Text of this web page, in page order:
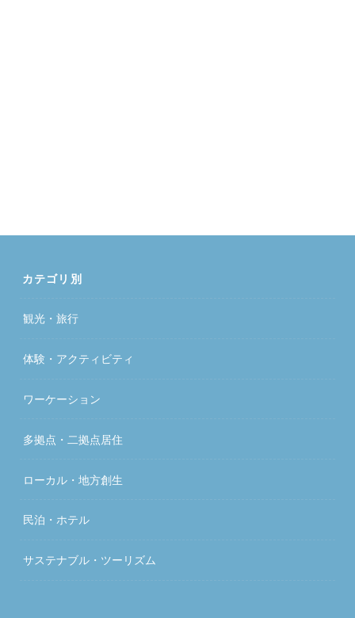
カテゴリ別
観光・旅行
体験・アクティビティ
ワーケーション
多拠点・二拠点居住
ローカル・地方創生
民泊・ホテル
サステナブル・ツーリズム